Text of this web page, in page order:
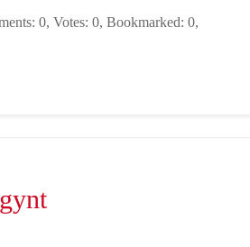
0, Votes: 0, Bookmarked: 0,